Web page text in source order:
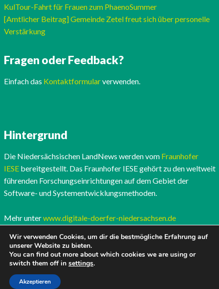
KulTour-Fahrt für Frauen zum PhaenoSummer
[Amtlicher Beitrag] Gemeinde Zetel freut sich über personelle
Verstärkung
Fragen oder Feedback?
Einfach das Kontaktformularverwenden.
Hintergrund
Die Niedersächsischen LandNews werden vom Fraunhofer
IESEbereitgestellt. Das Fraunhofer IESE gehört zu den weltweit
führenden Forschungseinrichtungen auf dem Gebiet der
Software- und Systementwicklungsmethoden.
Mehr unterwww.digitale-doerfer-niedersachsen.de
Wir verwenden Cookies, um dir die bestmögliche Erfahrung auf
unserer Website zu bieten.
You can find out more about which cookies we are using or
switch them off in settings.
Akzeptieren